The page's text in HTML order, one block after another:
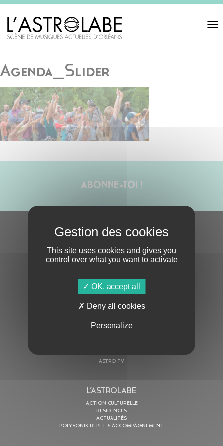
Toggle
Agenda_Slider
ABONNE-TOI !
S'ABONNER À LA NEWSLETTER
En cochant cette case, j’accepte la Politique de confidentialité
AGENDA
ASTRO TV
L’ASTROLABE
ACTION CULTURELLE
RÉSIDENCES
ACTUALITÉS
POLYSONIK REPET & ACCOMPAGNEMENT
This site uses cookies and gives you
control over what you want to activate
OK, accept all
Deny all cookies
Personalize